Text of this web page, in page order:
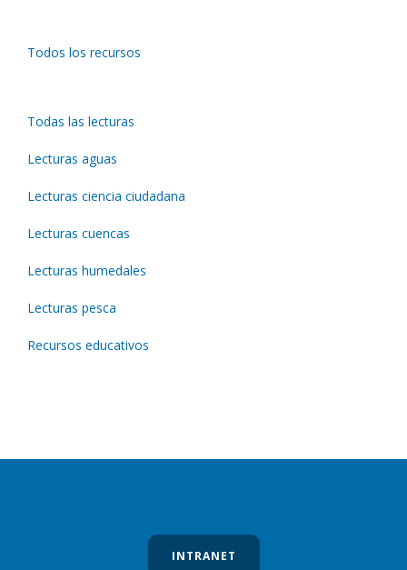
Todos los recursos
Todas las lecturas
Lecturas aguas
Lecturas ciencia ciudadana
Lecturas cuencas
Lecturas humedales
Lecturas pesca
Recursos educativos
INTRANET